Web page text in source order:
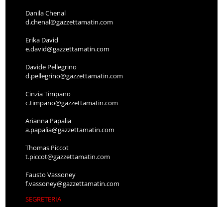
Danila Chenal
d.chenal@gazzettamatin.com
Erika David
e.david@gazzettamatin.com
Davide Pellegrino
d.pellegrino@gazzettamatin.com
Cinzia Timpano
c.timpano@gazzettamatin.com
Arianna Papalia
a.papalia@gazzettamatin.com
Thomas Piccot
t.piccot@gazzettamatin.com
Fausto Vassoney
f.vassoney@gazzettamatin.com
SEGRETERIA